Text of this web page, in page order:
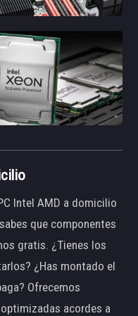
Intel AMD a domicilio
que componentes
gratis. ¿Tienes los
¿Has montado el
Ofrecemos
acordes a